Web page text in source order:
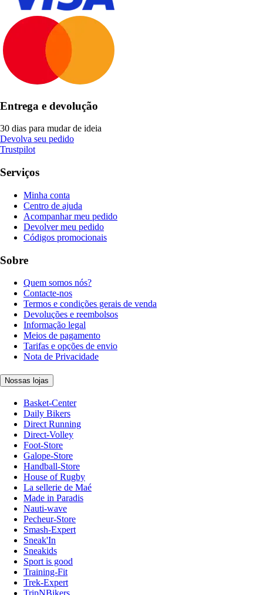
Entrega e devolução
30 dias para mudar de ideia
Devolva seu pedido
Trustpilot
Serviços
Minha conta
Centro de ajuda
Acompanhar meu pedido
Devolver meu pedido
Códigos promocionais
Sobre
Quem somos nós?
Contacte-nos
Termos e condições gerais de venda
Devoluções e reembolsos
Informação legal
Meios de pagamento
Tarifas e opções de envio
Nota de Privacidade
Nossas lojas
Basket-Center
Daily Bikers
Direct Running
Direct-Volley
Foot-Store
Galope-Store
Handball-Store
House of Rugby
La sellerie de Maé
Made in Paradis
Nauti-wave
Pecheur-Store
Smash-Expert
Sneak'In
Sneakids
Sport is good
Training-Fit
Trek-Expert
TripNBikers